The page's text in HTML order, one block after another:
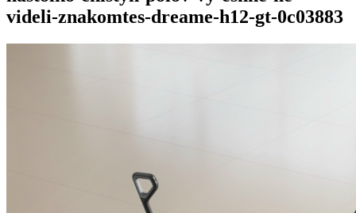
videli-znakomtes-dreame-h12-gt-0c03883